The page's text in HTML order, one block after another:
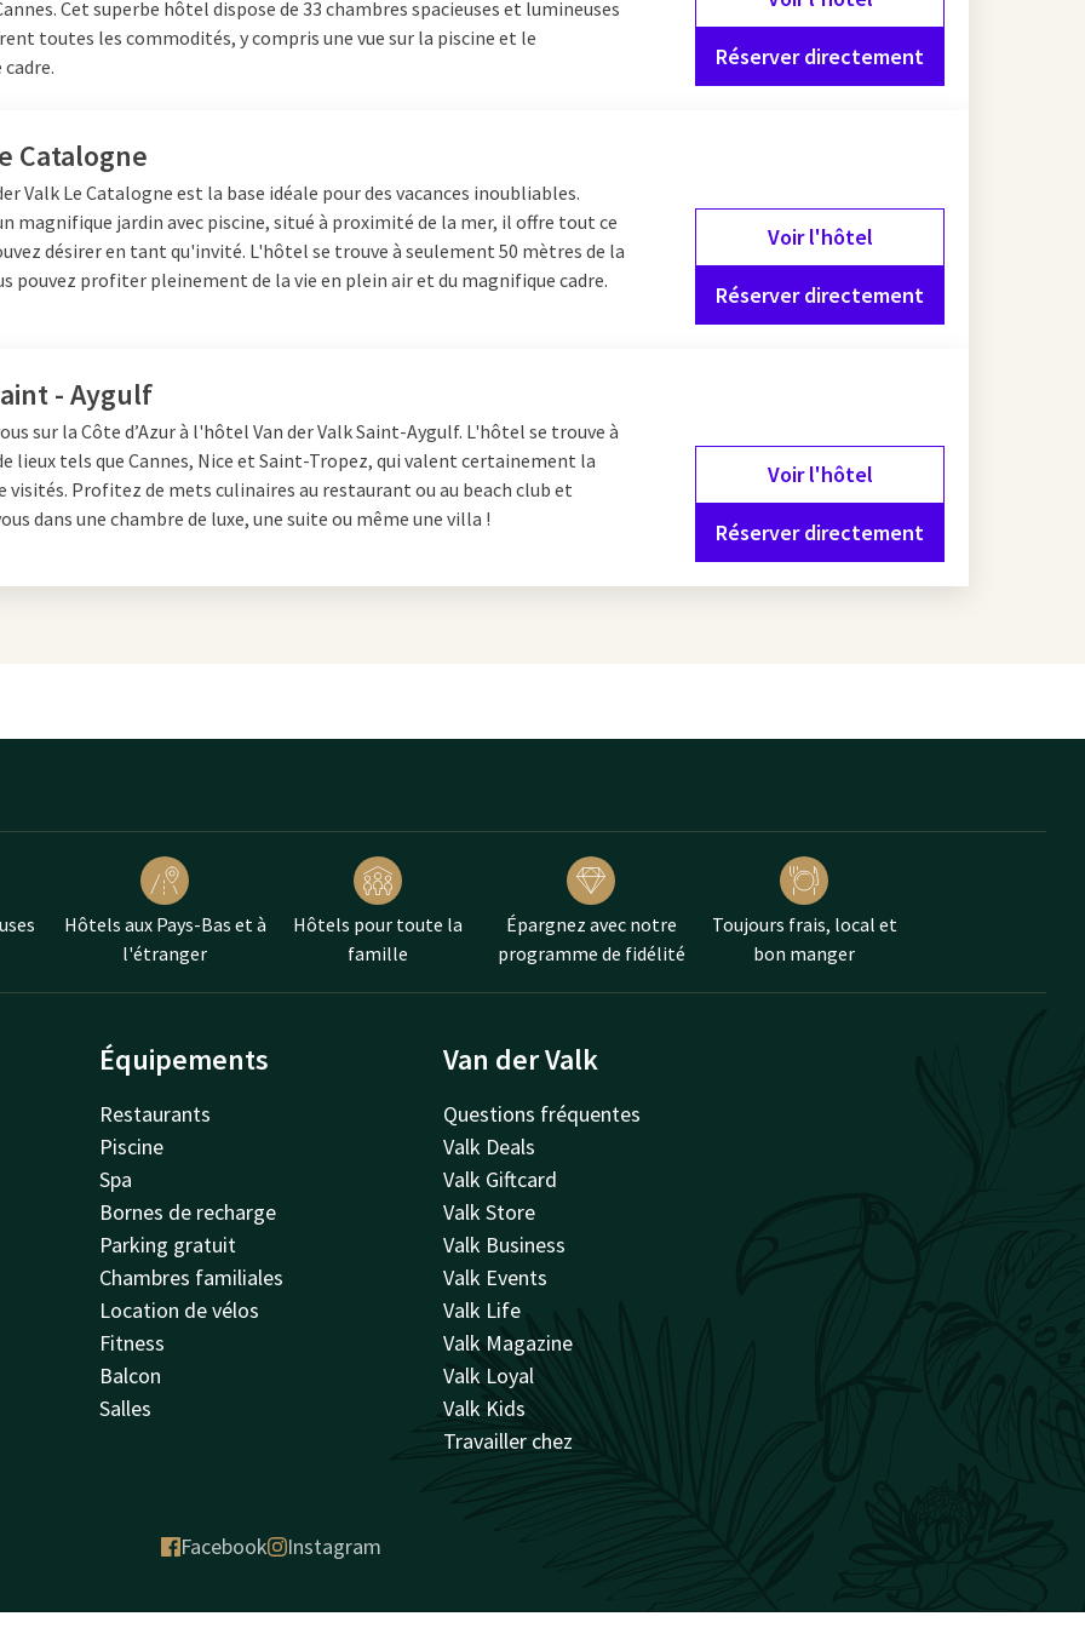
de Jules". À cette
pour les Romains et
la même période,
et l'aqueduc ont également
davantage la ville en un
vétérans.
jamais été aussi grande, bien
1959, une rupture du barrage de
la ville et ses environs. La
de deux étages de
sont encore en grande partie
du bâtiment et
des représentations.
ces trois, il reste la Porte des
et la Porte de Rome. La
du port. De l’aqueduc
arcs sont encore debout. La
qui reflètent la culture
est se dresse la pagode
conscrits d'Indochine.
Aujourd'hui, elle est
ouverte aux visiteurs.
voir se profiler l'extérieur
par des soldats conscrits
“Parc Areca”. Un parc
plantes méditerranéennes. De
une visite qui en vaut la peine !
le vieux centre-ville où les
Provence », de l'huile d'olive
spéciale ! Et si tu es
. Cet superbe hôtel dispose de 33 chambres spacieuses et lumineuses
toutes les commodités, y compris une vue sur la piscine et le
Réserver directement
Catalogne
Valk Le Catalogne est la base idéale pour des vacances inoubliables.
magnifique jardin avec piscine, situé à proximité de la mer, il offre tout ce
désirer en tant qu'invité. L'hôtel se trouve à seulement 50 mètres de la
pouvez profiter pleinement de la vie en plein air et du magnifique cadre.
Voir l'hôtel
Réserver directement
- Aygulf
sur la Côte d’Azur à l'hôtel Van der Valk Saint-Aygulf. L'hôtel se trouve à
lieux tels que Cannes, Nice et Saint-Tropez, qui valent certainement la
visités. Profitez de mets culinaires au restaurant ou au beach club et
dans une chambre de luxe, une suite ou même une villa !
Voir l'hôtel
Réserver directement
Hôtels aux Pays-Bas et à
l'étranger
Hôtels pour toute la
famille
Épargnez avec notre
programme de fidélité
Toujours frais, local et
bon manger
Équipements
Restaurants
Piscine
Spa
Bornes de recharge
Parking gratuit
Chambres familiales
Location de vélos
Fitness
Balcon
Salles
Van der Valk
Questions fréquentes
Valk Deals
Valk Giftcard
Valk Store
Valk Business
Valk Events
Valk Life
Valk Magazine
Valk Loyal
Valk Kids
Travailler chez
Facebook Instagram